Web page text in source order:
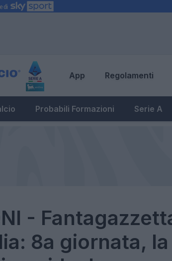
App Regolamenti
Probabili Formazioni Serie A
-
8a giornata, la